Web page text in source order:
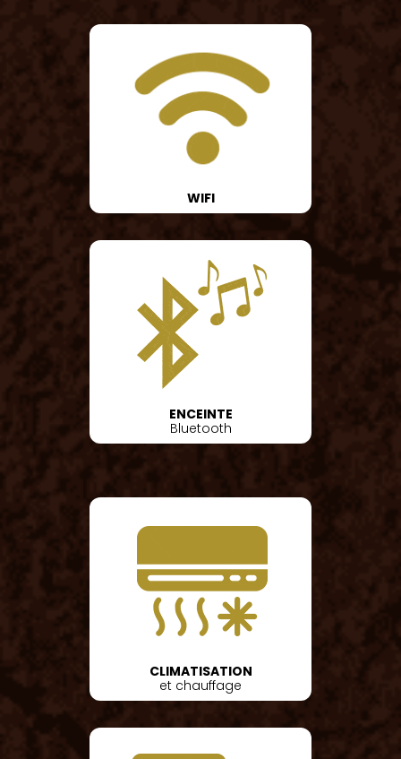
WIFI
ENCEINTE
Bluetooth
CLIMATISATION
et chauffage